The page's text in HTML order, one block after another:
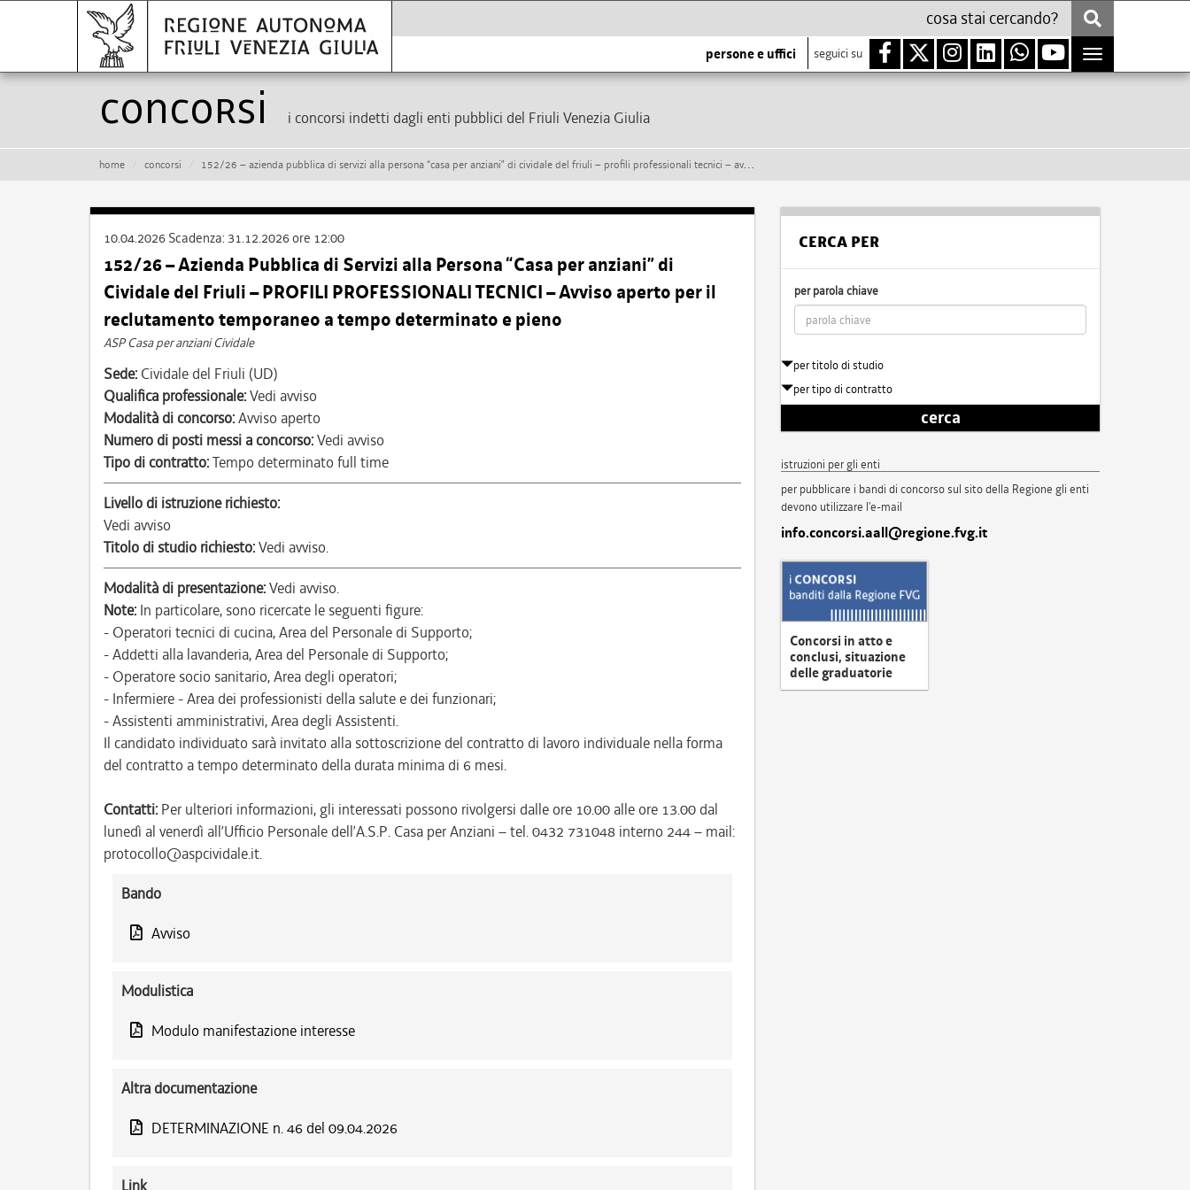
persone e uffici seguici su
Toggle
navigation
Concorsi i concorsi indetti dagli enti pubblici del Friuli Venezia Giulia
home concorsi 152/26 – azienda pubblica di servizi alla persona “casa per anziani” di cividale del friuli – profili professionali tecnici – avviso aperto per il reclutamento temporaneo a tempo determinato e pieno
10.04.2026 Scadenza: 31.12.2026 ore 12:00
152/26 – Azienda Pubblica di Servizi alla Persona “Casa per anziani” di
Cividale del Friuli – PROFILI PROFESSIONALI TECNICI – Avviso aperto per il
reclutamento temporaneo a tempo determinato e pieno
ASP Casa per anziani Cividale
Sede: Cividale del Friuli (UD)
Qualifica professionale:Vedi avviso
Modalità di concorso:Avviso aperto
Numero di posti messi a concorso:Vedi avviso
Tipo di contratto:Tempo determinato full time
Livello di istruzione richiesto:
Vedi avviso
Titolo di studio richiesto:Vedi avviso.
Modalità di presentazione:Vedi avviso.
Note: In particolare, sono ricercate le seguenti figure:
- Operatori tecnici di cucina, Area del Personale di Supporto;
- Addetti alla lavanderia, Area del Personale di Supporto;
- Operatore socio sanitario, Area degli operatori;
- Infermiere - Area dei professionisti della salute e dei funzionari;
- Assistenti amministrativi, Area degli Assistenti.
Il candidato individuato sarà invitato alla sottoscrizione del contratto di lavoro individuale nella forma
del contratto a tempo determinato della durata minima di 6 mesi.
Contatti: Per ulteriori informazioni, gli interessati possono rivolgersi dalle ore 10.00 alle ore 13.00 dal
lunedì al venerdì all’Ufficio Personale dell’A.S.P. Casa per Anziani – tel. 0432 731048 interno 244 – mail:
protocollo@aspcividale.it.
Bando
Avviso
Modulistica
Modulo manifestazione interesse
Altra documentazione
DETERMINAZIONE n. 46 del 09.04.2026
Link
CERCA PER
per parola chiave
per titolo di studio
per tipo di contratto
cerca
istruzioni per gli enti
per pubblicare i bandi di concorso sul sito della Regione gli enti
devono utilizzare l'e-mail
info.concorsi.aall@regione.fvg.it
Concorsi in atto e
conclusi, situazione
delle graduatorie